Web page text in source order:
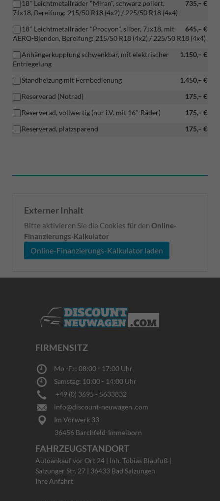
735,– €
18" Leichtmetallräder "Miran", schwarz poliert,
7Jx18, Bereifung: 215/50 R18 (4x2) / 225/50 R18 (4x4)
645,– €
18" Leichtmetallräder "Procyon", silber, 7Jx18, mit
AERO-Blenden, Bereifung: 215/50 R18 (4x2) / 225/50 R18 (4x4)
1.150,– €
Anhängerkupplung schwenkbar, mit elektrischer
Entriegelung
1.450,– €
Standheizung mit Fernbedienung
175,– €
Reserverad (Notrad)
175,– €
Reserverad, vollwertig (nur i.V. mit 16"-Räder)
175,– €
Reserverad, platzsparend
Externer Inhalt
Bitte aktivieren Sie die Cookies für den Online-
Finanzierungs-Kalkulator
Online-Finanzierungs-Kalkulator laden
FIRMENSITZ
Mo -Fr: 08:00 - 17:00 Uhr
Samstag: 10:00 - 14:00 Uhr
+49 (0) 3695 - 5633832
info@discount-neuwagen .com
Im Vorwerk 33
36456 Barchfeld-Immelborn
FAHRZEUGSTANDORT
Autoankauf vor Ort 24 | Inh. Tobias Blaufuß |
Salzunger Str. 27 | 36433 Bad Salzungen
Ihre Anfahrt